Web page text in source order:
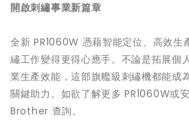
開啟刺繡事業新篇章
全新 PR1060W 憑藉智能定位、高效生
繡工作變得更得心應手。不論是拓展個
業生產效能，這部旗艦級刺繡機都能成
關鍵助力。如欲了解更多 PR1060W或
Brother 查詢。